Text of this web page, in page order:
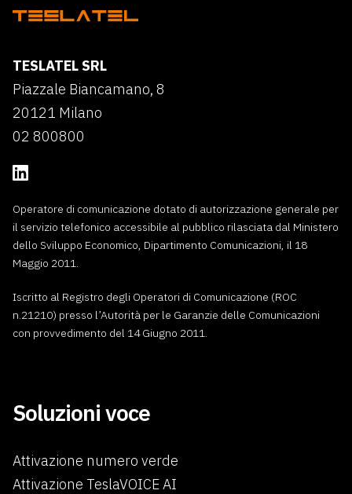
TESLATEL SRL
Piazzale Biancamano, 8
20121 Milano
02 800800
Operatore di comunicazione dotato di autorizzazione generale per
il servizio telefonico accessibile al pubblico rilasciata dal Ministero
dello Sviluppo Economico, Dipartimento Comunicazioni, il 18
Maggio 2011.
Iscritto al Registro degli Operatori di Comunicazione (ROC
n.21210) presso l’Autorità per le Garanzie delle Comunicazioni
con provvedimento del 14 Giugno 2011.
Soluzioni voce
Attivazione numero verde
Attivazione TeslaVOICE AI